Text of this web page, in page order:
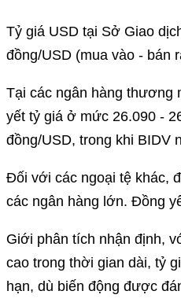
Tỷ giá USD tại Sở Giao
đồng/USD (mua vào - bán
Tại các ngân hàng thương
yết tỷ giá ở mức 26.090 -
đồng/USD, trong khi BIDV
Đối với các ngoại tệ khác,
các ngân hàng lớn. Đồng
Giới phân tích nhận định,
cao trong thời gian dài, tỷ
hạn, dù biến động được